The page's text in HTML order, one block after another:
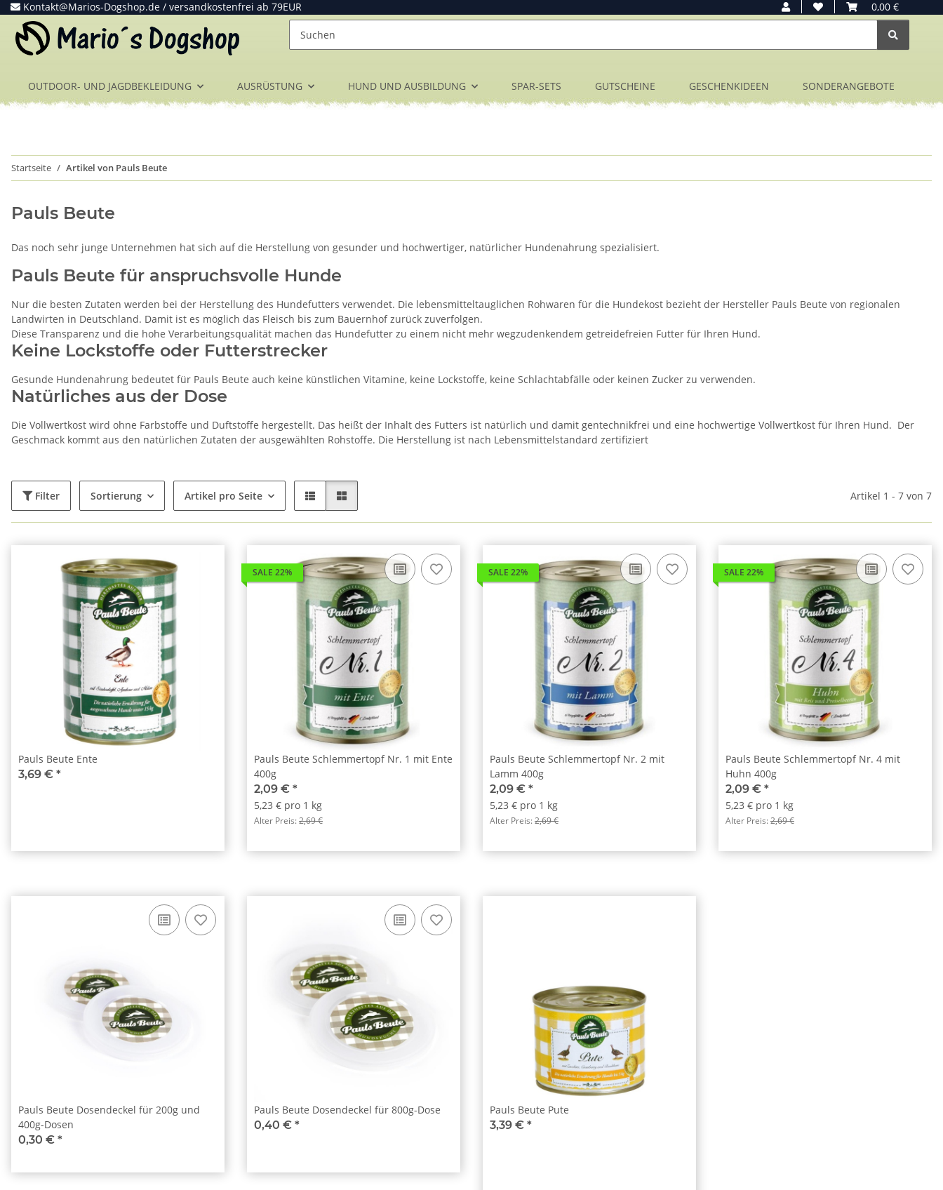
Kontakt@Marios-Dogshop.de / versandkostenfrei ab 79EUR 0,00 €
OUTDOOR- UND JAGDBEKLEIDUNG AUSRÜSTUNG HUND UND AUSBILDUNG SPAR-SETS GUTSCHEINE GESCHENKIDEEN SONDERANGEBOTE
Startseite Artikel von Pauls Beute
Pauls Beute
Das noch sehr junge Unternehmen hat sich auf die Herstellung von gesunder und hochwertiger, natürlicher Hundenahrung spezialisiert.
Pauls Beute für anspruchsvolle Hunde
Nur die besten Zutaten werden bei der Herstellung des Hundefutters verwendet. Die lebensmitteltauglichen Rohwaren für die Hundekost bezieht der Hersteller Pauls Beute von regionalen
Landwirten in Deutschland. Damit ist es möglich das Fleisch bis zum Bauernhof zurück zuverfolgen.
Diese Transparenz und die hohe Verarbeitungsqualität machen das Hundefutter zu einem nicht mehr wegzudenkendem getreidefreien Futter für Ihren Hund.
Keine Lockstoffe oder Futterstrecker
Gesunde Hundenahrung bedeutet für Pauls Beute auch keine künstlichen Vitamine, keine Lockstoffe, keine Schlachtabfälle oder keinen Zucker zu verwenden.
Natürliches aus der Dose
Die Vollwertkost wird ohne Farbstoffe und Duftstoffe hergestellt. Das heißt der Inhalt des Futters ist natürlich und damit gentechnikfrei und eine hochwertige Vollwertkost für Ihren Hund. Der
Geschmack kommt aus den natürlichen Zutaten der ausgewählten Rohstoffe. Die Herstellung ist nach Lebensmittelstandard zertifiziert
Filter Sortierung Artikel pro Seite Artikel 1 - 7 von 7
Pauls Beute Ente
3,69 € *
SALE 22%
Pauls Beute Schlemmertopf Nr. 1 mit Ente
400g
2,09 € *
5,23 € pro 1 kg
Alter Preis:2,69 €
SALE 22%
Pauls Beute Schlemmertopf Nr. 2 mit
Lamm 400g
2,09 € *
5,23 € pro 1 kg
Alter Preis:2,69 €
SALE 22%
Pauls Beute Schlemmertopf Nr. 4 mit
Huhn 400g
2,09 € *
5,23 € pro 1 kg
Alter Preis:2,69 €
Pauls Beute Dosendeckel für 200g und
400g-Dosen
0,30 € *
Pauls Beute Dosendeckel für 800g-Dose
0,40 € *
Pauls Beute Pute
3,39 € *